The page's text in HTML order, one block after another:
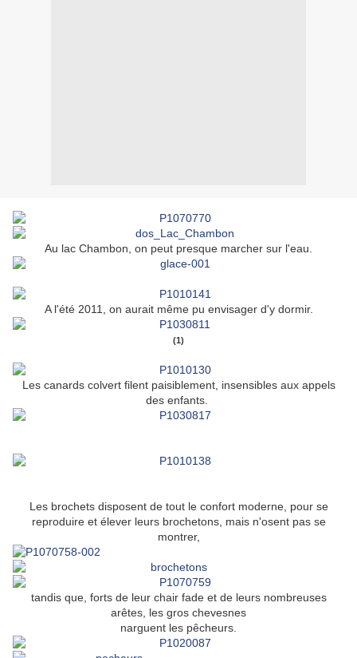
Au lac Chambon, on peut presque marcher sur l'eau.
A l'été 2011, on aurait même pu envisager d'y dormir.
(1)
Les canards colvert filent paisiblement, insensibles aux appels
des enfants.
Les brochets disposent de tout le confort moderne, pour se
reproduire et élever leurs brochetons, mais n'osent pas se
montrer,
tandis que, forts de leur chair fade et de leurs nombreuses
arêtes, les gros chevesnes
narguent les pêcheurs.